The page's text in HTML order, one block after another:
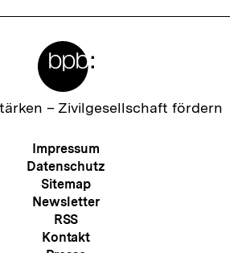
– Zivilgesellschaft fördern
Meta-
Navigation
Impressum
Datenschutz
Sitemap
Newsletter
RSS
Kontakt